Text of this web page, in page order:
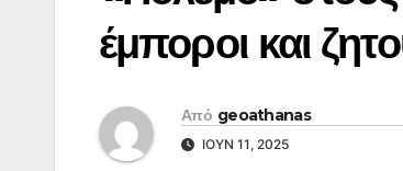
έμποροι και
Από geoathanas
ΙΟΎΝ 11, 2025